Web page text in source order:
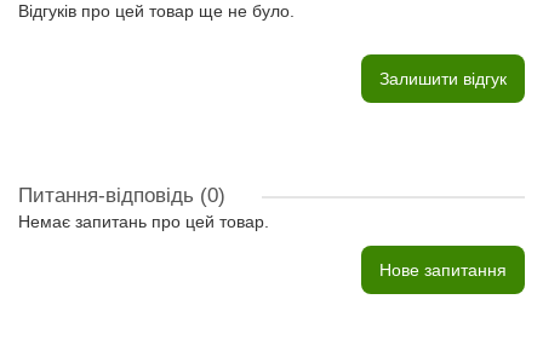
Відгуків про цей товар ще не було.
Залишити відгук
Питання-відповідь (0)
Немає запитань про цей товар.
Нове запитання